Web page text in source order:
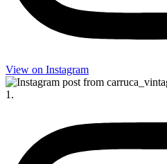
View on Insta­gram